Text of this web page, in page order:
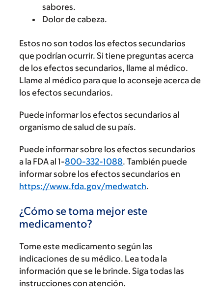
sabores.
Dolor de cabeza.
Estos no son todos los efectos secundarios
que podrían ocurrir. Si tiene preguntas acerca
de los efectos secundarios, llame al médico.
Llame al médico para que lo aconseje acerca de
los efectos secundarios.
Puede informar los efectos secundarios al
organismo de salud de su país.
Puede informar sobre los efectos secundarios
a la FDA al 1-800-332-1088. También puede
informar sobre los efectos secundarios en
https://www.fda.gov/medwatch.
¿Cómo se toma mejor este
medicamento?
Tome este medicamento según las
indicaciones de su médico. Lea toda la
información que se le brinde. Siga todas las
instrucciones con atención.